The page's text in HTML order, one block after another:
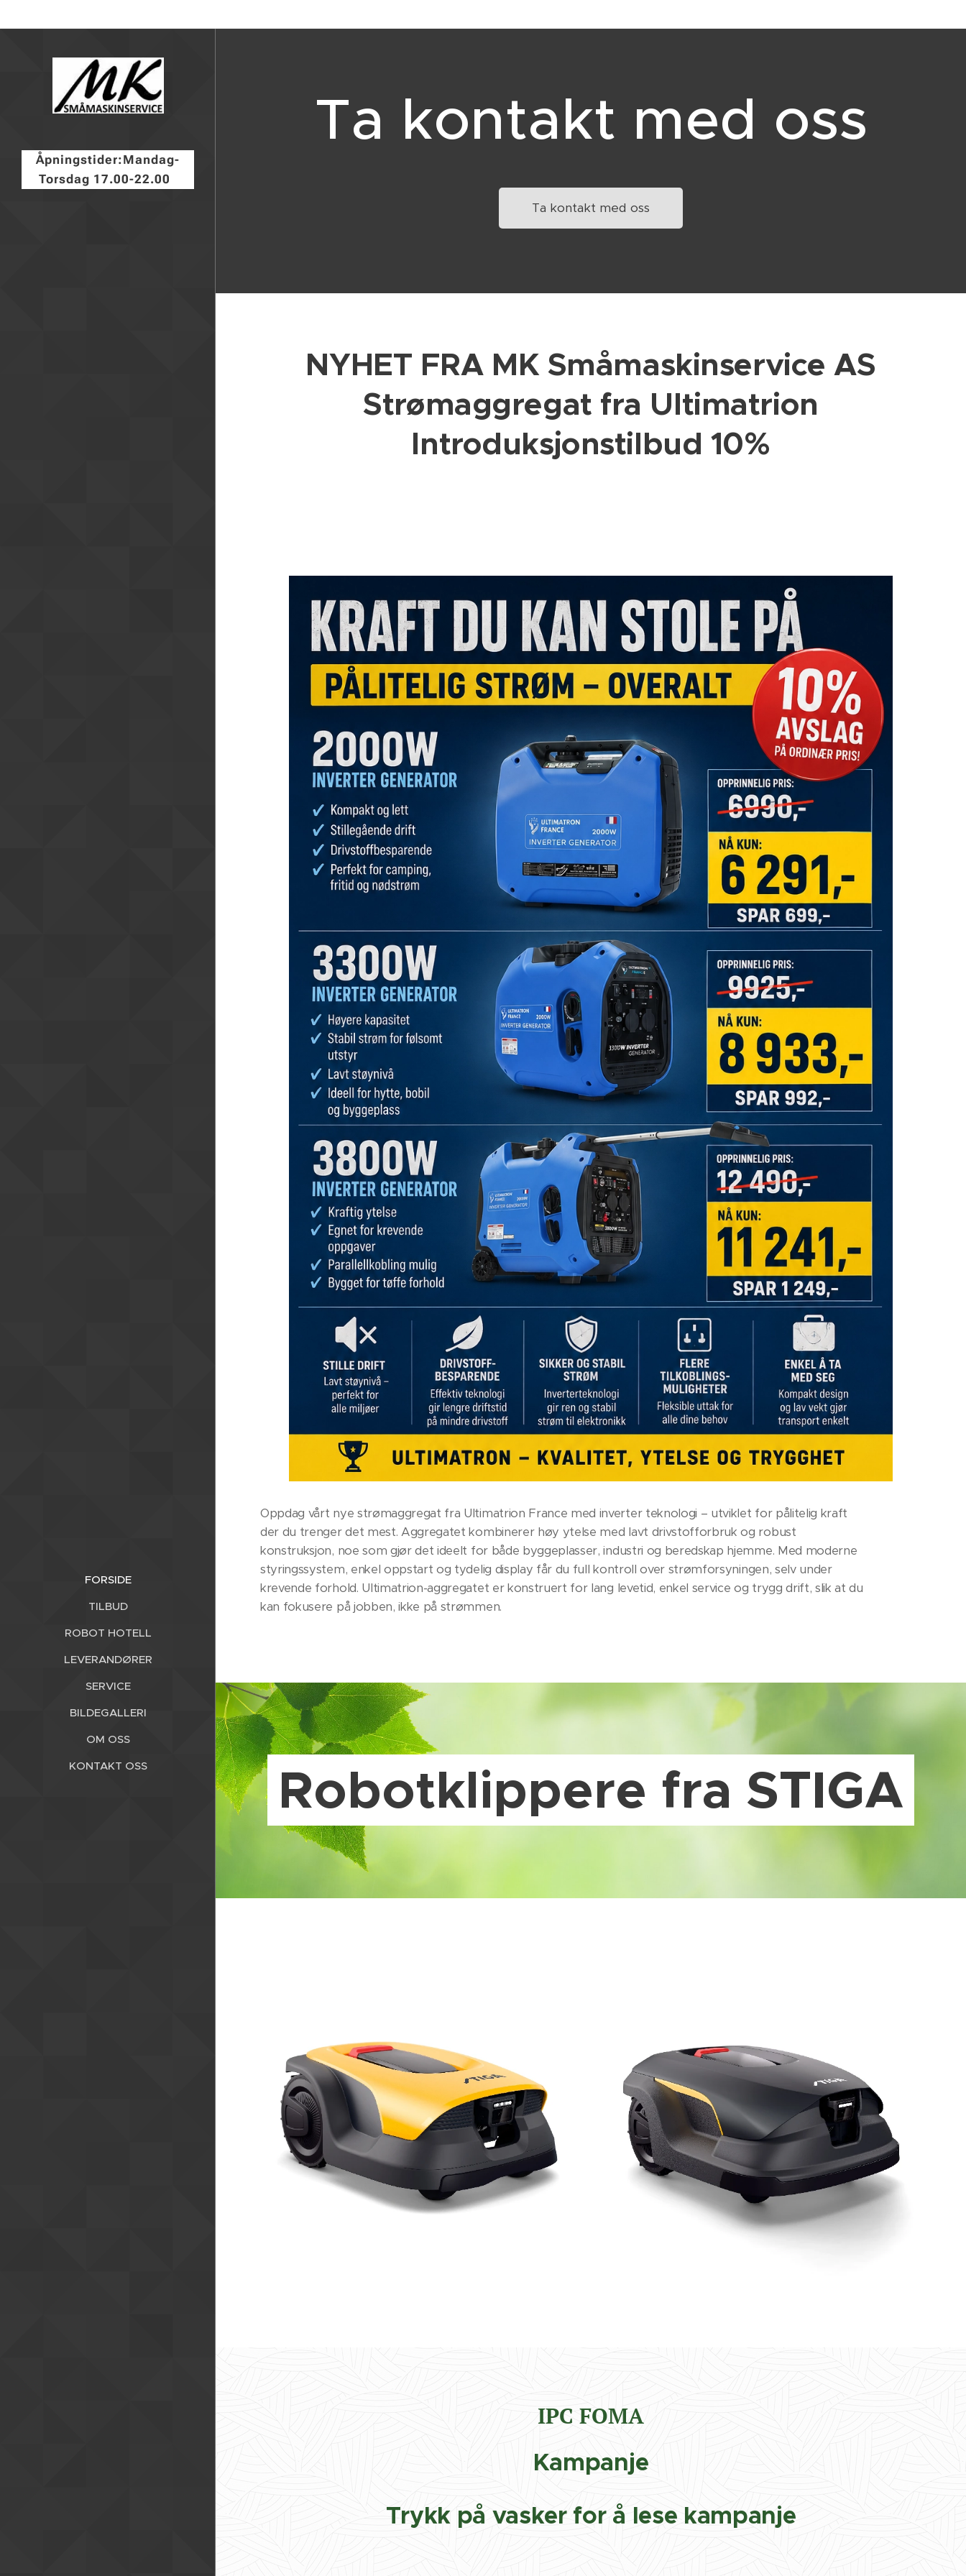
Åpningstider:Mandag-
Torsdag 17.00-22.00
FORSIDE
TILBUD
ROBOT HOTELL
LEVERANDØRER
SERVICE
BILDEGALLERI
OM OSS
KONTAKT OSS
Ta kontakt med oss
Ta kontakt med oss
NYHET FRA MK Småmaskinservice AS
Strømaggregat fra Ultimatrion
Introduksjonstilbud 10%
Oppdag vårt nye strømaggregat fra Ultimatrion France med inverter teknologi – utviklet for pålitelig kraft
der du trenger det mest. Aggregatet kombinerer høy ytelse med lavt drivstofforbruk og robust
konstruksjon, noe som gjør det ideelt for både byggeplasser, industri og beredskap hjemme. Med moderne
styringssystem, enkel oppstart og tydelig display får du full kontroll over strømforsyningen, selv under
krevende forhold. Ultimatrion-aggregatet er konstruert for lang levetid, enkel service og trygg drift, slik at du
kan fokusere på jobben, ikke på strømmen.
Robotklippere fra STIGA
IPC FOMA
Kampanje
Trykk på vasker for å lese kampanje